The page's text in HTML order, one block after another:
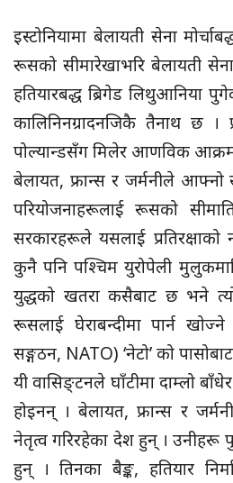
इस्टोनियामा बेलायती सेना
रूसको सीमारेखाभरि बेलायती
हतियारबद्ध ब्रिगेड लिथुआनिया
कालिनिनग्रादनजिकै तैनाथ छ ।
पोल्यान्डसँग मिलेर आणविक
बेलायत, फ्रान्स र जर्मनीले
परियोजनाहरूलाई रूसको
सरकारहरूले यसलाई
कुनै पनि पश्चिम युरोपेली
युद्धको खतरा कसैबाट छ भने
रूसलाई घेराबन्दीमा पार्न
सङ्गठन, NATO) ‘नेटो’ को
यी वासिङ्टनले घाँटीमा दाम्लो
होइनन् । बेलायत, फ्रान्स र
नेतृत्व गरिरहेका देश हुन् । उनीहरू
हुन् । तिनका बैङ्क, हतियार